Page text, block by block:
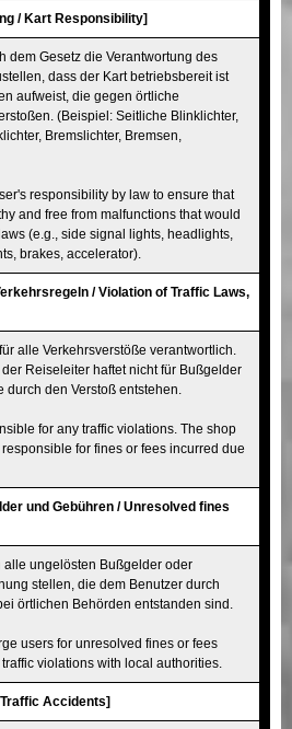
/ Kart Responsibility]
dem Gesetz die Verantwortung des
dass der Kart betriebsbereit ist
aufweist, die gegen örtliche
(Beispiel: Seitliche Blinklichter,
Bremslichter, Bremsen,
responsibility by law to ensure that
and free from malfunctions that would
(e.g., side signal lights, headlights,
brakes, accelerator).
/ Violation of Traffic Laws,
alle Verkehrsverstöße verantwortlich.
Reiseleiter haftet nicht für Bußgelder
durch den Verstoß entstehen.
for any traffic violations. The shop
for fines or fees incurred due
und Gebühren / Unresolved fines
alle ungelösten Bußgelder oder
stellen, die dem Benutzer durch
örtlichen Behörden entstanden sind.
users for unresolved fines or fees
violations with local authorities.
Accidents]